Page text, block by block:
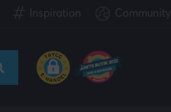
Inspiration Community